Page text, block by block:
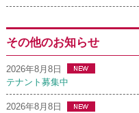
その他のお知らせ
2026年8月8日
テナント募集中
2026年8月8日